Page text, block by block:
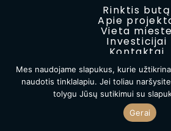
Rinktis butą
Apie
Vieta
Investicijai
Kontaktai
2026 Druskonių perlas © Visos
Privatumo
Mes naudojame slapukus, kurie
naudotis tinklalapiu. Jei toliau
tolygu Jūsų sutikimui su
Gerai